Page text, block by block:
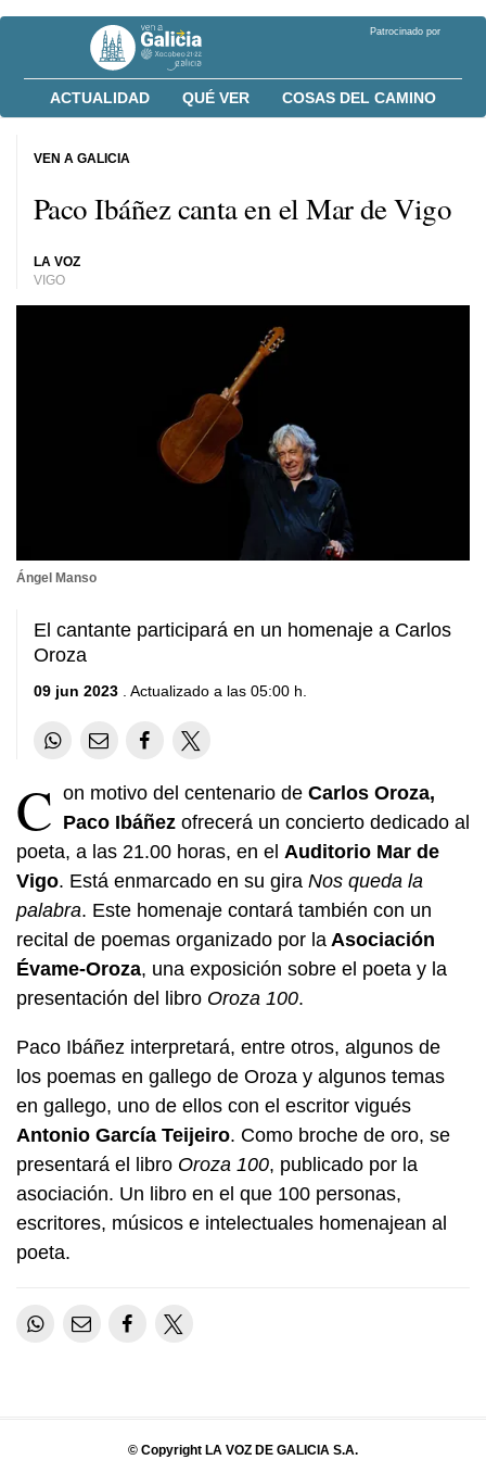
Patrocinado por
ACTUALIDAD QUÉ VER COSAS DEL CAMINO
Paco Ibáñez canta en el Mar de Vigo
LA VOZ
VIGO
VEN A GALICIA
Ángel Manso
El cantante participará en un homenaje a Carlos
Oroza
09 jun 2023 . Actualizado a las 05:00 h.
C on motivo del centenario de Carlos Oroza,
Paco Ibáñez ofrecerá un concierto dedicado al
poeta, a las 21.00 horas, en el Auditorio Mar de
Vigo. Está enmarcado en su gira Nos queda la
palabra. Este homenaje contará también con un
recital de poemas organizado por la Asociación
Évame-Oroza, una exposición sobre el poeta y la
presentación del libro Oroza 100.
Paco Ibáñez interpretará, entre otros, algunos de
los poemas en gallego de Oroza y algunos temas
en gallego, uno de ellos con el escritor vigués
Antonio García Teijeiro. Como broche de oro, se
presentará el libro Oroza 100, publicado por la
asociación. Un libro en el que 100 personas,
escritores, músicos e intelectuales homenajean al
poeta.
© Copyright LA VOZ DE GALICIA S.A.